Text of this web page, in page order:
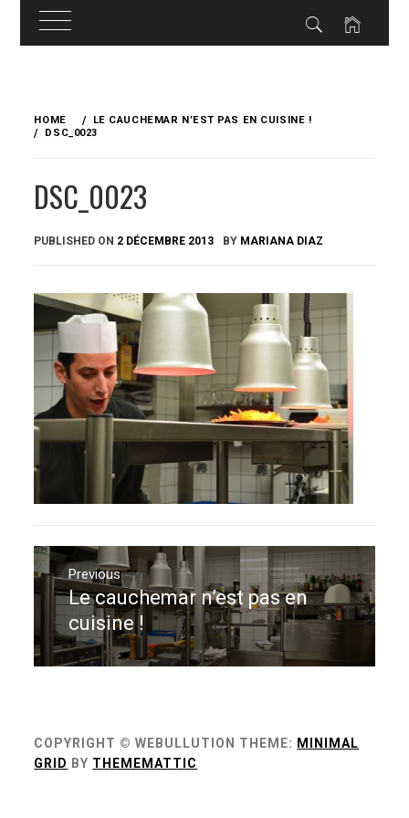
content
HOME
LE CAUCHEMAR N’EST PAS EN CUISINE !
DSC_0023
DSC_0023
PUBLISHED ON 2 DÉCEMBRE 2013 BY MARIANA DIAZ
Navigation
de
l’article
Previous
Previous
post:
Le cauchemar n’est pas en
cuisine !
COPYRIGHT © WEBULLUTION THEME: MINIMAL
GRID BY THEMEMATTIC